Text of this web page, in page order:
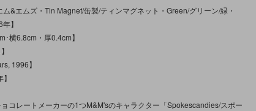
ム&エムズ・Tin Magnet/缶製/ティンマグネット・Green/グリーン/緑・
】
･横6.8cm・厚0.4cm】
1996】
コレートメーカーの1つM&M'sのキャラクター「Spokescandies/スポー